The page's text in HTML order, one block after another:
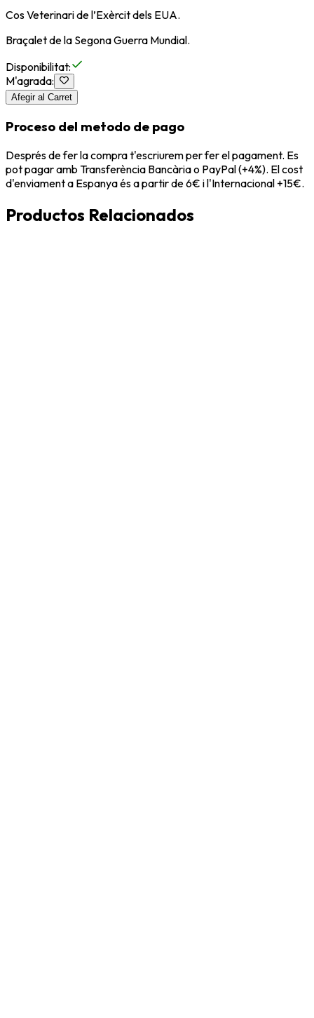
Cos Veterinari de l’Exèrcit dels EUA.
Braçalet de la Segona Guerra Mundial.
Disponibilitat:
M'agrada:
Afegir al Carret
Proceso del metodo de pago
Després de fer la compra t'escriurem per fer el pagament. Es
pot pagar amb Transferència Bancària o PayPal (+4%). El cost
d'enviament a Espanya és a partir de 6€ i l'Internacional +15€.
Productos Relacionados